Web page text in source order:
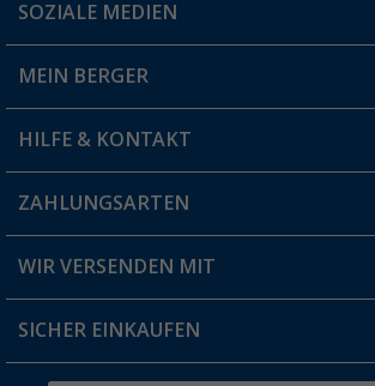
Du hast eine Frage?
Filiale finden
SOZIALE MEDIEN
MEIN BERGER
Vorteilskarte
Blog
Jobs & Karriere
HILFE & KONTAKT
FAQ & Kontakt
Versandinformationen
Rücksendung
ZAHLUNGSARTEN
WIR VERSENDEN MIT
SICHER EINKAUFEN